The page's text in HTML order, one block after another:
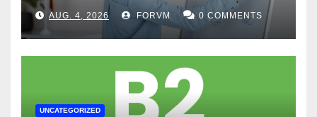
flexible Lernerfolge
AUG. 4, 2026 FORVM 0 COMMENTS
UNCATEGORIZED